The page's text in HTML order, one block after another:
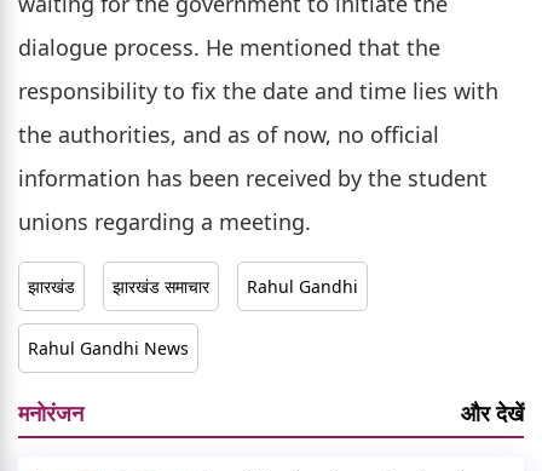
dialogue process. He mentioned that the
responsibility to fix the date and time lies with
the authorities, and as of now, no official
information has been received by the student
unions regarding a meeting.
झारखंड झारखंड समाचार Rahul Gandhi
Rahul Gandhi News
मनोरंजन और देखें